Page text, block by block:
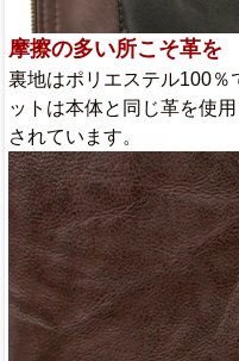
摩擦の多い所こそ革を
裏地はポリエステル100％
ットは本体と同じ革を使
されています。